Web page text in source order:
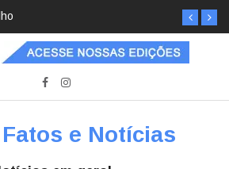
e Notícias